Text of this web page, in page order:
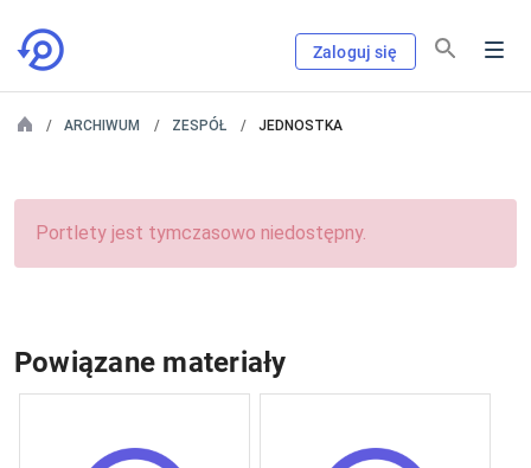
Zaloguj się
ARCHIWUM ZESPÓŁ JEDNOSTKA
Portlety jest tymczasowo niedostępny.
Powiązane materiały